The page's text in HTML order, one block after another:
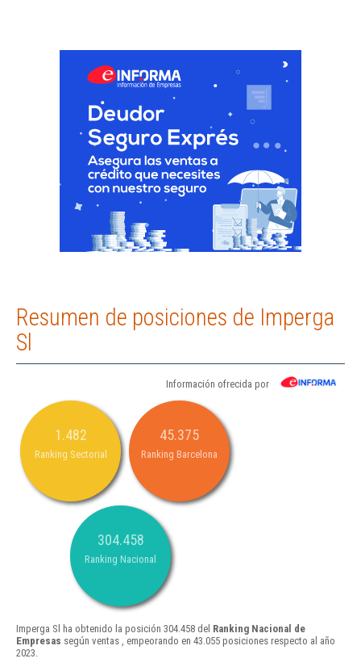
Resumen de posiciones de Imperga
Sl
Información ofrecida por
1.482
Ranking Sectorial
45.375
Ranking Barcelona
304.458
Ranking Nacional
Imperga Sl ha obtenido la posición 304.458 del Ranking Nacional de
Empresas según ventas , empeorando en 43.055 posiciones respecto al año
2023.